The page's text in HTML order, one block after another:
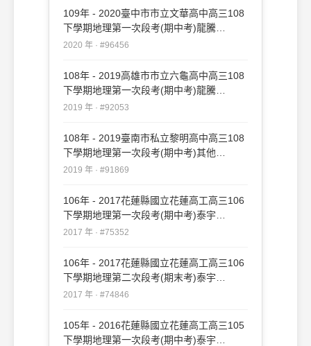
109年 - 2020臺中市市立文華高中高三108
下學期地理第一次段考(期中考)龍騰
#96456
2020 年 · #96456
108年 - 2019高雄市市立六龜高中高三108
下學期地理第一次段考(期中考)龍騰
#92053
2019 年 · #92053
108年 - 2019臺南市私立黎明高中高三108
下學期地理第一次段考(期中考)其他
#91869
2019 年 · #91869
106年 - 2017花蓮縣國立花蓮高工高三106
下學期地理第一次段考(期中考)泰宇
#75352
2017 年 · #75352
106年 - 2017花蓮縣國立花蓮高工高三106
下學期地理第二次段考(期末考)泰宇
#74846
2017 年 · #74846
105年 - 2016花蓮縣國立花蓮高工高三105
下學期地理第一次段考(期中考)泰宇